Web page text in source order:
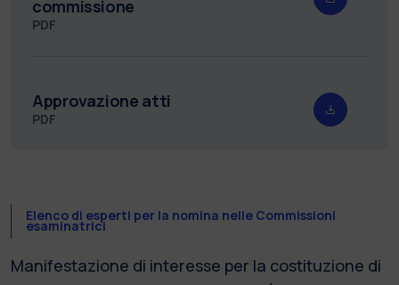
commissione
PDF
Approvazione atti
PDF
Elenco di esperti per la nomina nelle Commissioni
esaminatrici
Manifestazione di interesse per la costituzione di